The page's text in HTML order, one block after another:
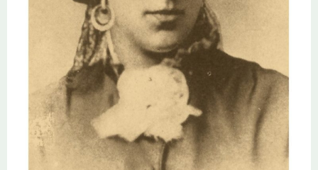
Dostoïevski. »New York Times« Une réussite triomphale. » J. M.
Nadine Gordimer
Également disponibleen version numérique